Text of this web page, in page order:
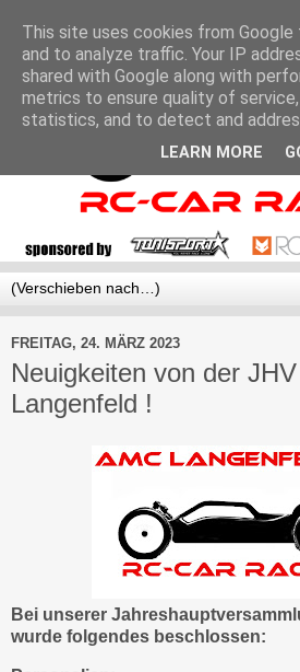
FREITAG, 24. MÄRZ 2023
Neuigkeiten von der
Langenfeld !
Bei unserer
wurde folgendes beschlossen:
This site uses cookies from
and to analyze traffic. Your IP
shared with Google along with
metrics to ensure quality of
statistics, and to detect and
LEARN MORE